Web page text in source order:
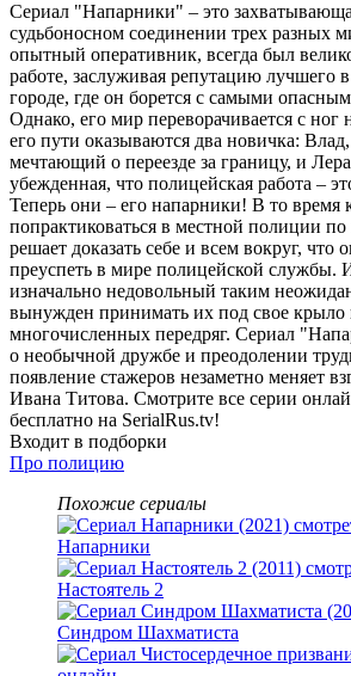
Сериал "Напарники" – это
судьбоносном соединении трех разных
опытный оперативник, всегда был
работе, заслуживая репутацию лучшего
городе, где он борется с самыми
Однако, его мир переворачивается с ног
его пути оказываются два новичка:
мечтающий о переезде за границу, и
убежденная, что полицейская работа –
Теперь они – его напарники! В то время
попрактиковаться в местной полиции по
решает доказать себе и всем вокруг, что
преуспеть в мире полицейской службы.
изначально недовольный таким
вынужден принимать их под свое крыло
многочисленных передряг. Сериал
о необычной дружбе и преодолении
появление стажеров незаметно меняет
Ивана Титова. Смотрите все серии
бесплатно на SerialRus.tv!
Входит в подборки
Про полицию
Похожие сериалы
Напарники
Настоятель 2
Синдром Шахматиста